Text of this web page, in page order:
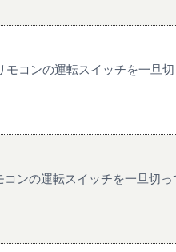
コンの運転スイッチを一旦
ンの運転スイッチを一旦